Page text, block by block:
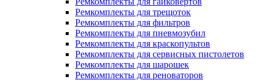
Ремкомплекты для трещоток
Ремкомплекты для фильтров
Ремкомплекты для пневмозубил
Ремкомплекты для краскопультов
Ремкомплекты для сервисных пистолетов
Ремкомплекты для шарошек
Ремкомплекты для реноваторов